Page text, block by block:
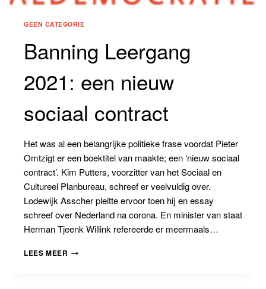
GEEN CATEGORIE
Banning Leergang
2021: een nieuw
sociaal contract
Het was al een belangrijke politieke frase voordat Pieter
Omtzigt er een boektitel van maakte; een ‘nieuw sociaal
contract’. Kim Putters, voorzitter van het Sociaal en
Cultureel Planbureau, schreef er veelvuldig over.
Lodewijk Asscher pleitte ervoor toen hij en essay
schreef over Nederland na corona. En minister van staat
Herman Tjeenk Willink refereerde er meermaals…
LEES MEER BANNING